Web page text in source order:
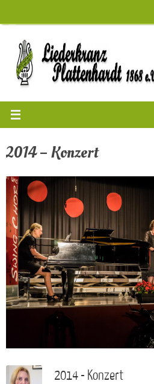
Inhalt
springen
2014 – Konzert
2014 - Konzert